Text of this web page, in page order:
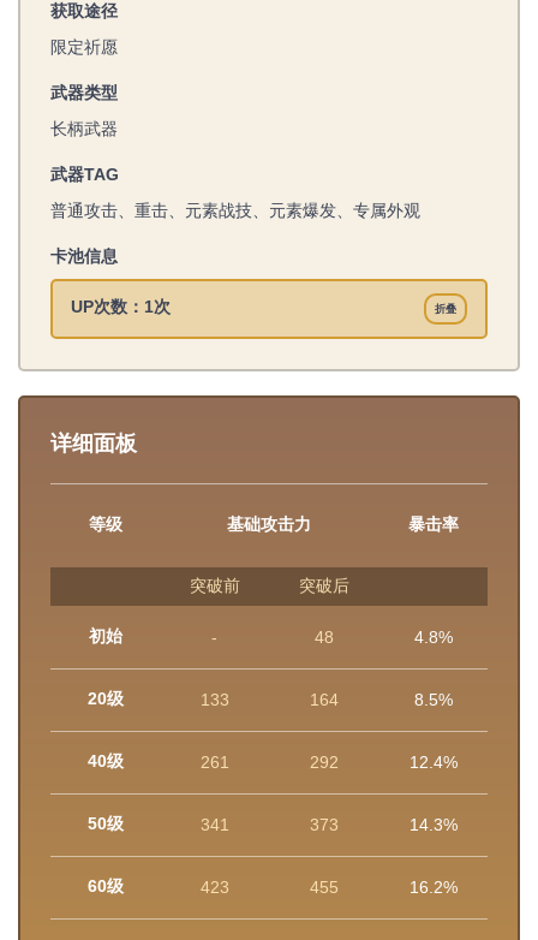
获取途径
限定祈愿
武器类型
长柄武器
武器TAG
普通攻击、重击、元素战技、元素爆发、专属外观
卡池信息
UP次数：1次 折叠
详细面板
等级 基础攻击力 暴击率
突破前 突破后
初始 - 48 4.8%
20级 133 164 8.5%
40级 261 292 12.4%
50级 341 373 14.3%
60级 423 455 16.2%